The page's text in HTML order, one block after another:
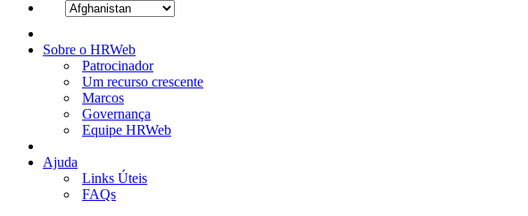
Sobre o HRWeb
Patrocinador
Um recurso crescente
Marcos
Governança
Equipe HRWeb
Ajuda
Links Úteis
FAQs